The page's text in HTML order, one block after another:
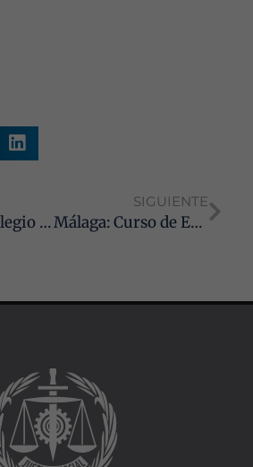
Almería: El Colegio de Graduados Sociales de celebra sus Actos Institucionales
SIGUIENTE
Málaga: Curso de Especialización en Mediación Civil, Mercantil y Laboral
Experiencia
Para que
nuestra web
visita. Si
funcionalidades
desaparecerán
de la web.